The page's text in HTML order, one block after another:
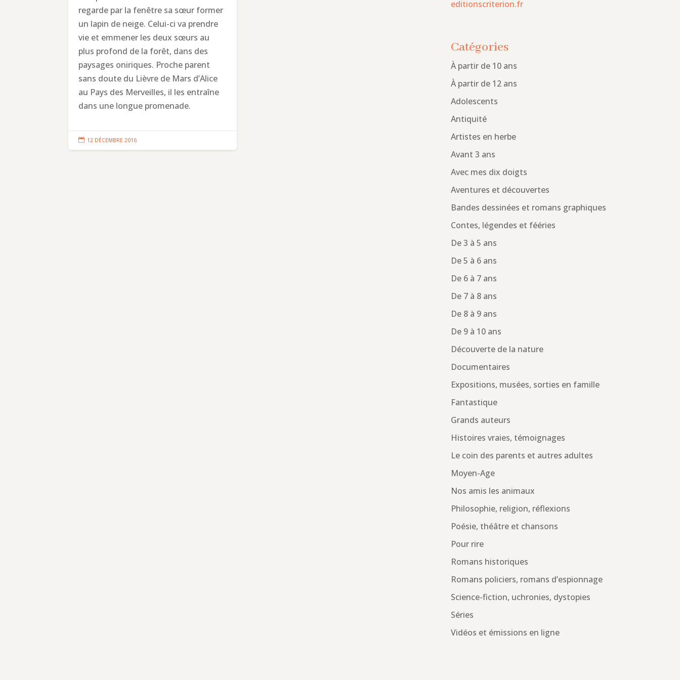
regarde par la fenêtre sa sœur former
un lapin de neige. Celui-ci va prendre
vie et emmener les deux sœurs au
plus profond de la forêt, dans des
paysages oniriques. Proche parent
sans doute du Lièvre de Mars d’Alice
au Pays des Merveilles, il les entraîne
dans une longue promenade.
 12 DÉCEMBRE 2016
editionscriterion.fr
Catégories
À partir de 10 ans
À partir de 12 ans
Adolescents
Antiquité
Artistes en herbe
Avant 3 ans
Avec mes dix doigts
Aventures et découvertes
Bandes dessinées et romans graphiques
Contes, légendes et fééries
De 3 à 5 ans
De 5 à 6 ans
De 6 à 7 ans
De 7 à 8 ans
De 8 à 9 ans
De 9 à 10 ans
Découverte de la nature
Documentaires
Expositions, musées, sorties en famille
Fantastique
Grands auteurs
Histoires vraies, témoignages
Le coin des parents et autres adultes
Moyen-Age
Nos amis les animaux
Philosophie, religion, réflexions
Poésie, théâtre et chansons
Pour rire
Romans historiques
Romans policiers, romans d’espionnage
Science-fiction, uchronies, dystopies
Séries
Vidéos et émissions en ligne